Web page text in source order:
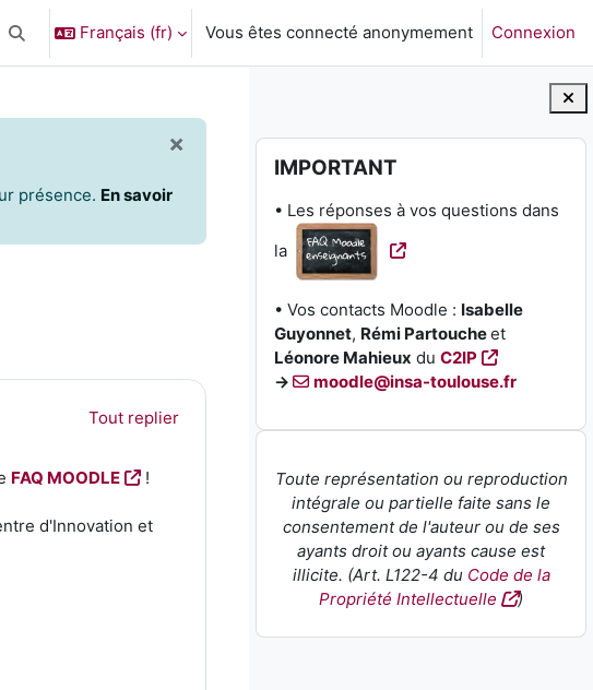
Activer/désactiver la saisie de recherche
Français ‎(fr)‎ Vous êtes connecté anonymement Connexion
Blocs
Passer IMPORTANT
IMPORTANT
• Les réponses à vos questions dans
la
• Vos contacts Moodle : Isabelle
Guyonnet, Rémi Partoucheet
Léonore Mahieux duC2IP
→
moodle@insa-toulouse.fr
Toute représentation ou reproduction
intégrale ou partielle faite sans le
consentement de l'auteur ou de ses
ayants droit ou ayants cause est
illicite. (Art. L122-4 du Code de la
Propriété Intellectuelle
)
×
présence. En savoir
Tout replier
FAQ MOODLE !
d'Innovation et